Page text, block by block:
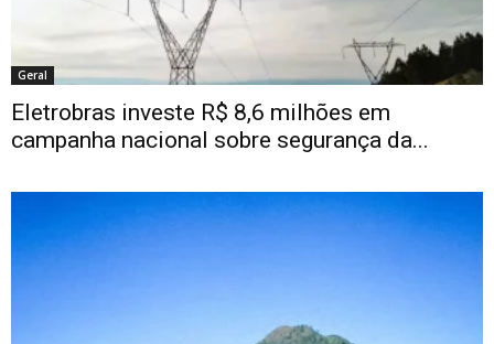
Geral
Eletrobras investe R$ 8,6 milhões em
campanha nacional sobre segurança da...